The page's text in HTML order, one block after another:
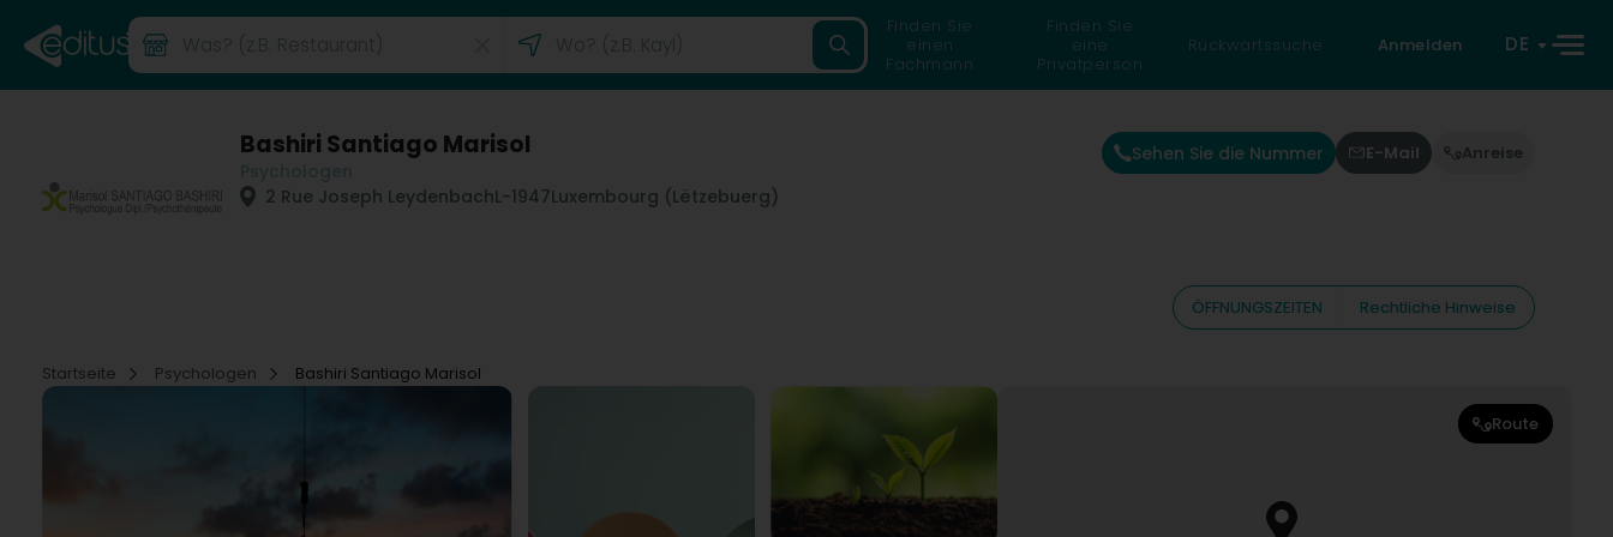
Finden Sie
einen
Fachmann
Finden Sie
eine
Privatperson
Rückwärtssuche Anmelden DE
Bashiri Santiago Marisol
2 Rue Joseph LeydenbachL-1947Luxembourg (Lëtzebuerg)
Sehen Sie die Nummer E-Mail Anreise
ÖFFNUNGSZEITEN Rechtliche Hinweise
Startseite Psychologen Bashiri Santiago Marisol
Route